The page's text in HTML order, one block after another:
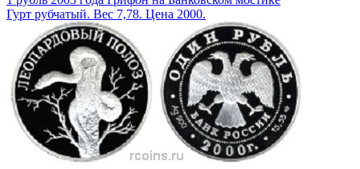
Гурт рубчатый. Вес 7,78. Цена 2000.